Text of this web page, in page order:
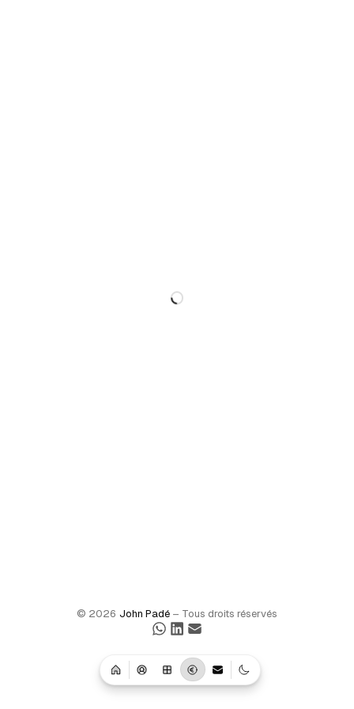
© 2026 John Padé – Tous droits réservés